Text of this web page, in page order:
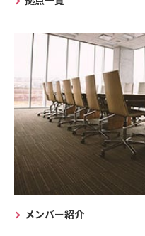
メンバー紹介